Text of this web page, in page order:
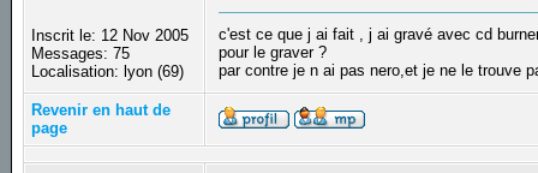
Inscrit le: 12 Nov 2005
Messages: 75
Localisation: lyon (69)
c'est ce que j ai fait , j ai gravé avec cd
pour le graver ?
par contre je n ai pas nero,et je ne le trouve
Revenir en haut de
page